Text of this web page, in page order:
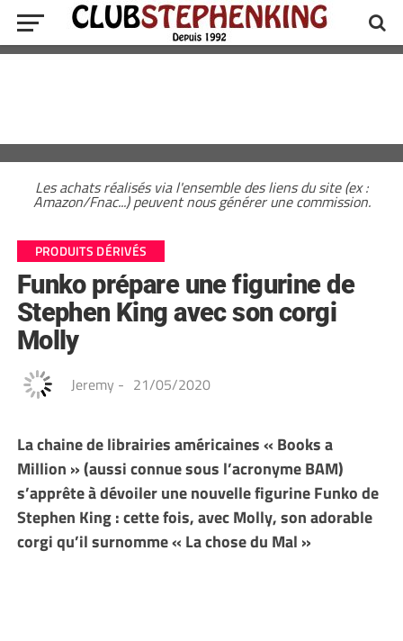
Les achats réalisés via l'ensemble des liens du site (ex :
Amazon/Fnac...) peuvent nous générer une commission.
PRODUITS DÉRIVÉS
Funko prépare une figurine de
Stephen King avec son corgi
Molly
Jeremy - 21/05/2020
La chaine de librairies américaines « Books a
Million » (aussi connue sous l’acronyme BAM)
s’apprête à dévoiler une nouvelle figurine Funko de
Stephen King : cette fois, avec Molly, son adorable
corgi qu’il surnomme « La chose du Mal »